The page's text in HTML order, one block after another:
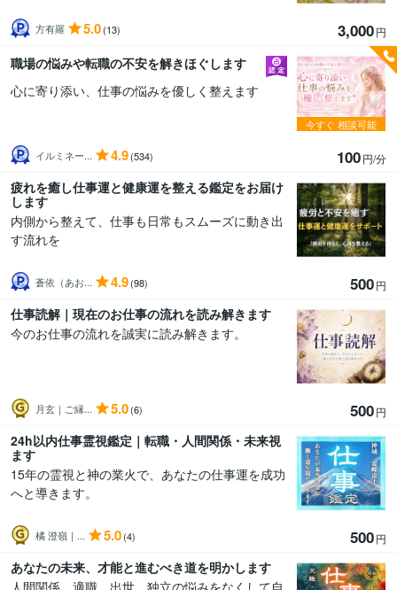
方有羅 5.0(13) 3,000円
職場の悩みや転職の不安を解きほぐします
心に寄り添い、仕事の悩みを優しく整えます
イルミネー... 4.9(534) 100円/分
今すぐ 相談可能
疲れを癒し仕事運と健康運を整える鑑定をお届け
します
内側から整えて、仕事も日常もスムーズに動き出
す流れを
蒼依（あお... 4.9(98) 500円
仕事読解｜現在のお仕事の流れを読み解きます
今のお仕事の流れを誠実に読み解きます。
月玄｜ご縁... 5.0(6) 500円
24h以内仕事霊視鑑定｜転職・人間関係・未来視
ます
15年の霊視と神の業火で、あなたの仕事運を成功
へと導きます。
橘 澄嶺｜... 5.0(4) 500円
あなたの未来、才能と進むべき道を明かします